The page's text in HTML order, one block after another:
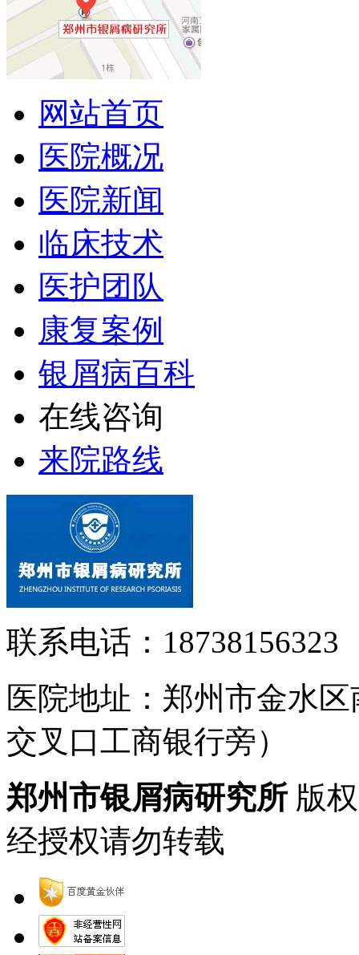
网站首页
医院概况
医院新闻
临床技术
医护团队
康复案例
银屑病百科
在线咨询
来院路线
联系电话：18738156323
医院地址：郑州市金水
交叉口工商银行旁）
郑州市银屑病研究所 版
经授权请勿转载